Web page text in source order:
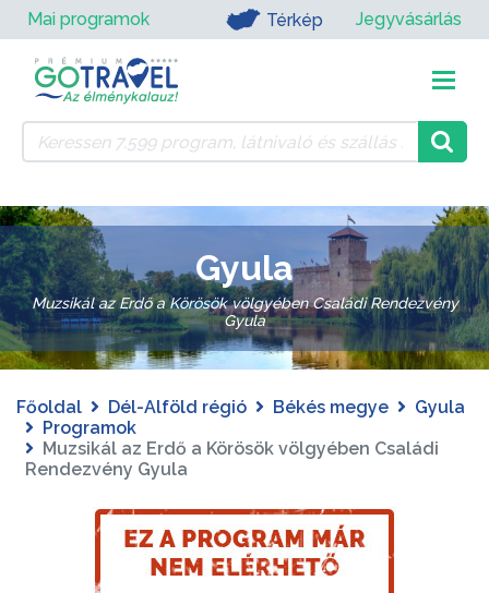
Mai programok Térkép Jegyvásárlás
Gyula
Muzsikál az Erdő a Körösök völgyében Családi Rendezvény
Gyula
Főoldal Dél-Alföld régió Békés megye
Gyula
Programok
Muzsikál az Erdő a Körösök völgyében Családi
Rendezvény Gyula